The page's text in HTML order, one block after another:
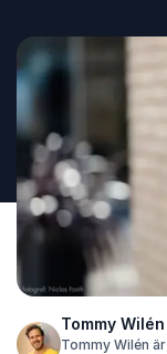
Tommy Wilén
Tommy Wilén